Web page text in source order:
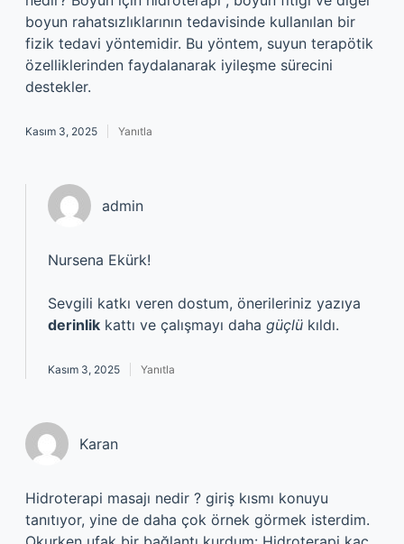
boyun rahatsızlıklarının tedavisinde kullanılan bir
fizik tedavi yöntemidir. Bu yöntem, suyun terapötik
özelliklerinden faydalanarak iyileşme sürecini
destekler.
Kasım 3, 2025 Yanıtla
admin
Nursena Ekürk!
Sevgili katkı veren dostum, önerileriniz yazıya
derinlik kattı ve çalışmayı daha güçlü kıldı.
Kasım 3, 2025 Yanıtla
Karan
Hidroterapi masajı nedir ? giriş kısmı konuyu
tanıtıyor, yine de daha çok örnek görmek isterdim.